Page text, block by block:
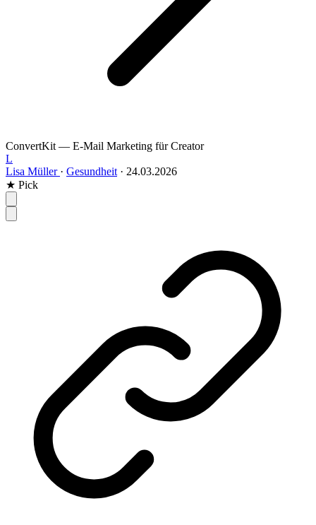
ConvertKit — E-Mail Marketing für Creator
L
Lisa Müller · Gesundheit · 24.03.2026
★ Pick